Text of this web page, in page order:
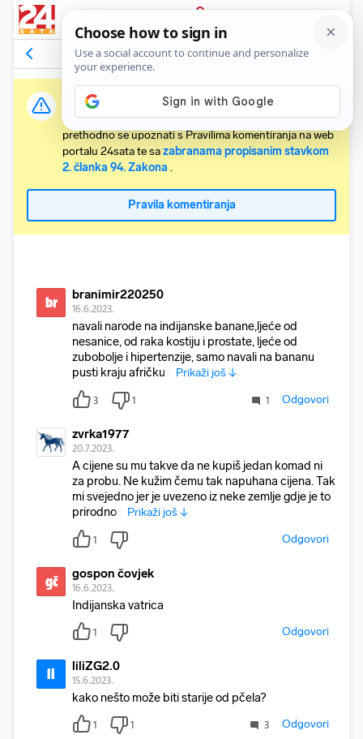
PRIJAVA
Komentari12 Relevantni
Važna obavijest:
Svaki korisnik koji želi komentirati članke obvezan je
prethodno se upoznati s Pravilima komentiranja na web
portalu 24sata te sazabranama propisanim stavkom
2. članka 94. Zakona .
Pravila komentiranja
br branimir220250
16.6.2023.
navali narode na indijanske banane,ljeće od
nesanice, od raka kostiju i prostate, ljeće od
zubobolje i hipertenzije, samo navali na bananu
pusti kraju afričku š Prikaži još ↓
3 1 1 Odgovori
zvrka1977
20.7.2023.
A cijene su mu takve da ne kupiš jedan komad ni
za probu. Ne kužim čemu tak napuhana cijena. Tak
mi svejedno jer je uvezeno iz neke zemlje gdje je to
prirodno s Prikaži još ↓
1 Odgovori
gč gospon čovjek
16.6.2023.
Indijanska vatrica
1 Odgovori
li liliZG2.0
15.6.2023.
kako nešto može biti starije od pčela?
1 1 3 Odgovori